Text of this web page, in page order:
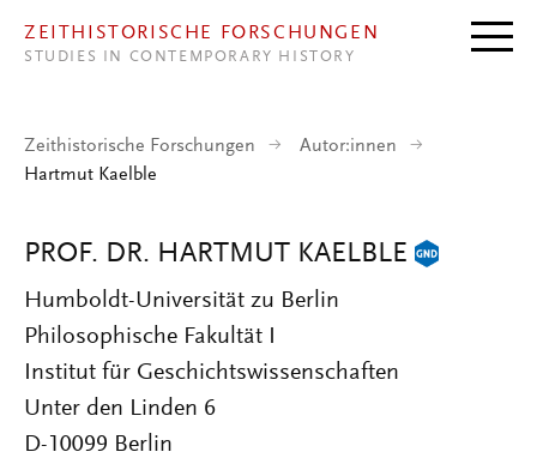
ZEITHISTORISCHE FORSCHUNGEN
STUDIES IN CONTEMPORARY HISTORY
Zeithistorische Forschungen
Autor:innen
Hartmut Kaelble
PROF. DR. HARTMUT KAELBLE
Humboldt-Universität zu Berlin
Philosophische Fakultät I
Institut für Geschichtswissenschaften
Unter den Linden 6
D-10099 Berlin